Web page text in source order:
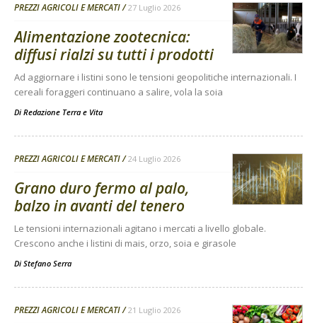
PREZZI AGRICOLI E MERCATI 27 Luglio 2026
Alimentazione zootecnica:
diffusi rialzi su tutti i prodotti
Ad aggiornare i listini sono le tensioni geopolitiche internazionali. I
cereali foraggeri continuano a salire, vola la soia
Di Redazione Terra e Vita
PREZZI AGRICOLI E MERCATI 24 Luglio 2026
Grano duro fermo al palo,
balzo in avanti del tenero
Le tensioni internazionali agitano i mercati a livello globale.
Crescono anche i listini di mais, orzo, soia e girasole
Di Stefano Serra
PREZZI AGRICOLI E MERCATI 21 Luglio 2026